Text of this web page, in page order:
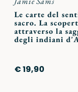
Le carte del
sacro. La
attraverso la
degli indiani
€ 19,90